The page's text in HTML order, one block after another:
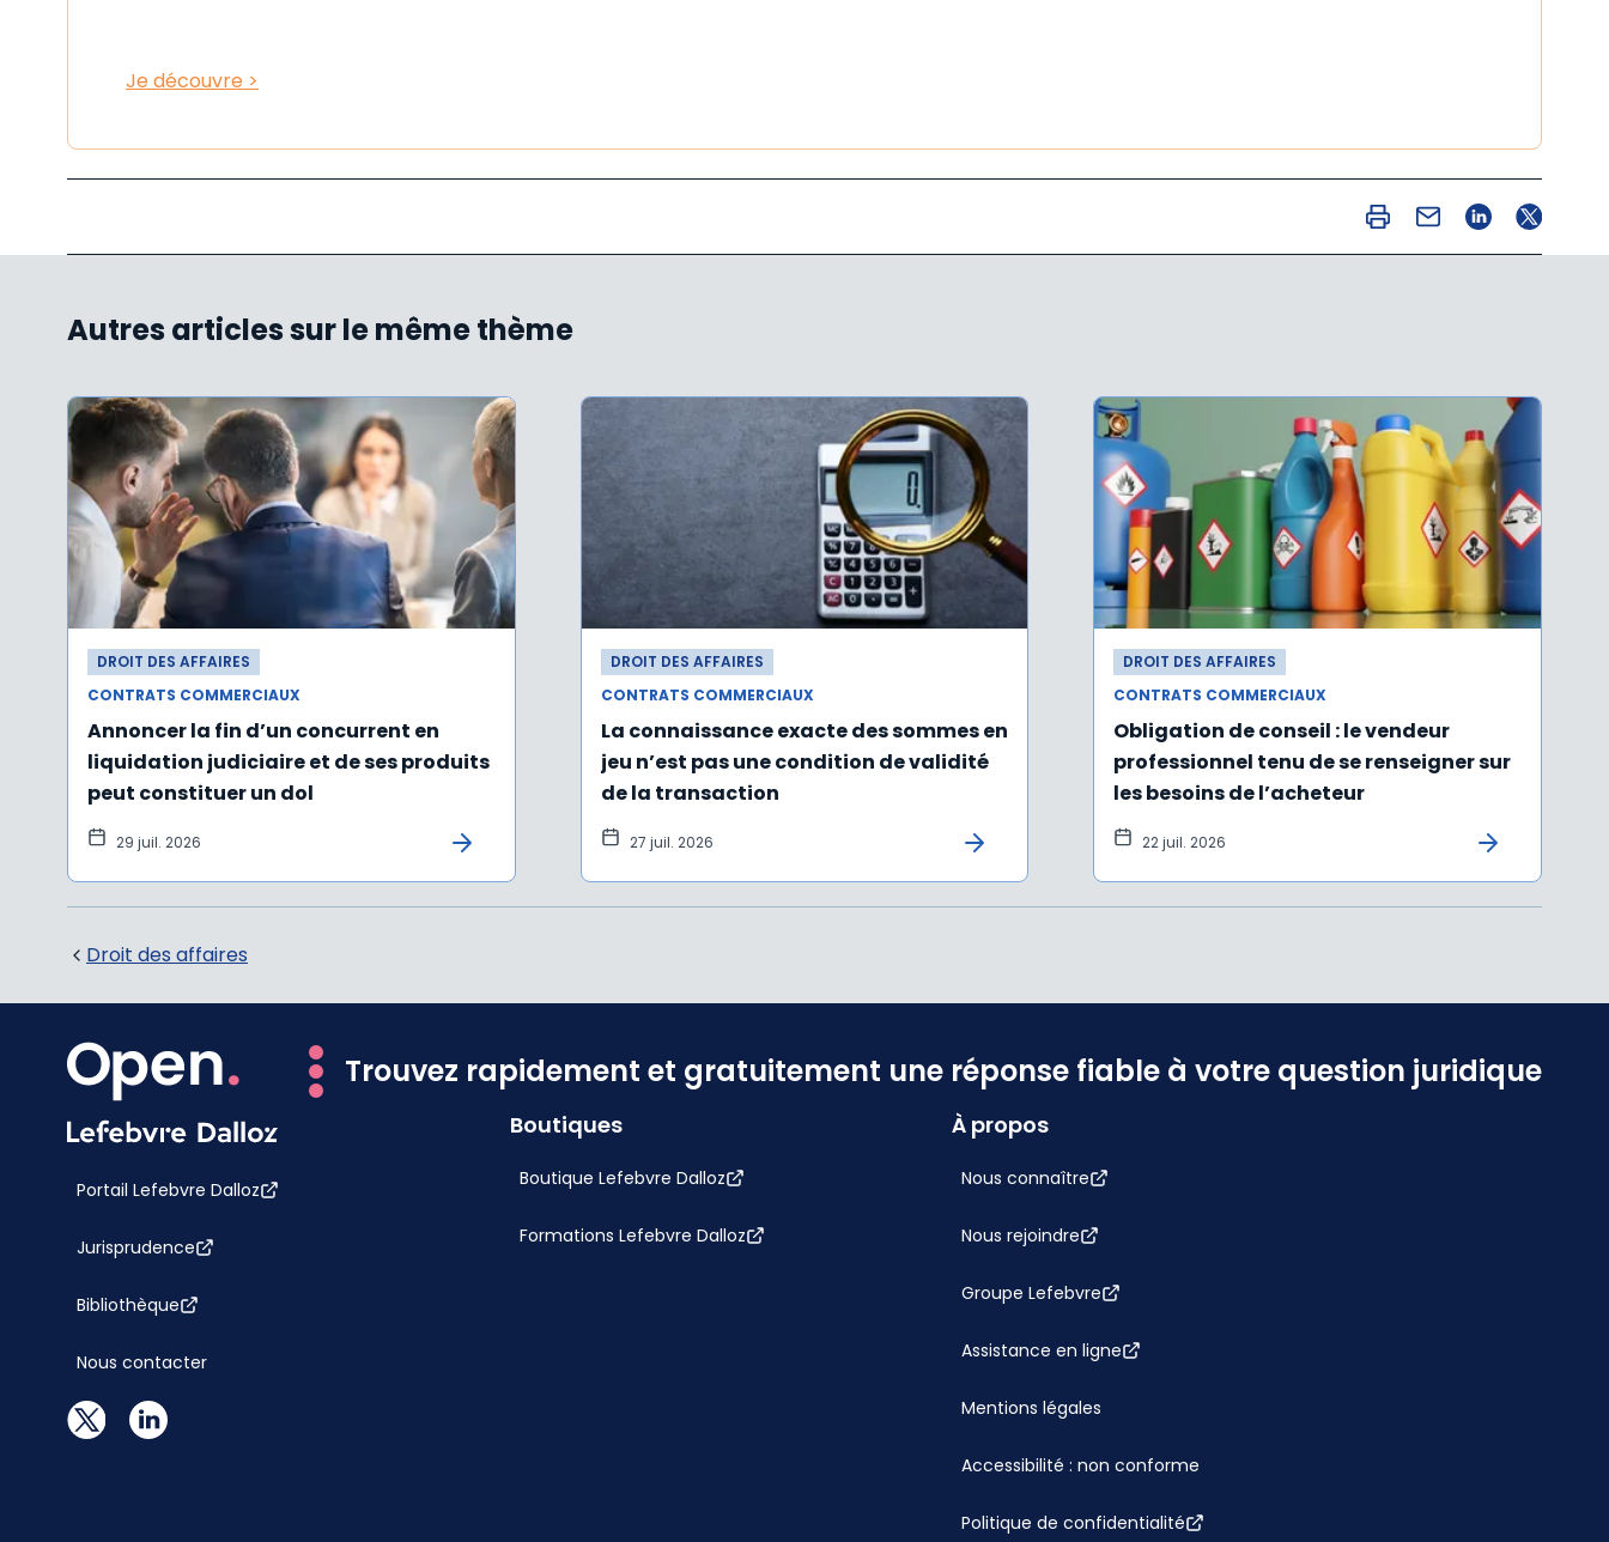
Je découvre >
Autres articles sur le même thème
DROIT DES AFFAIRES
CONTRATS COMMERCIAUX
Annoncer la fin d’un concurrent en
liquidation judiciaire et de ses produits
peut constituer un dol
29 juil. 2026
DROIT DES AFFAIRES
CONTRATS COMMERCIAUX
La connaissance exacte des sommes en
jeu n’est pas une condition de validité
de la transaction
27 juil. 2026
DROIT DES AFFAIRES
CONTRATS COMMERCIAUX
Obligation de conseil : le vendeur
professionnel tenu de se renseigner sur
les besoins de l’acheteur
22 juil. 2026
Droit des affaires
Trouvez rapidement et gratuitement une réponse fiable à votre question juridique
Portail Lefebvre Dalloz
Jurisprudence
Bibliothèque
Nous contacter
Boutiques
Boutique Lefebvre Dalloz
Formations Lefebvre Dalloz
À propos
Nous connaître
Nous rejoindre
Groupe Lefebvre
Assistance en ligne
Mentions légales
Accessibilité : non conforme
Politique de confidentialité